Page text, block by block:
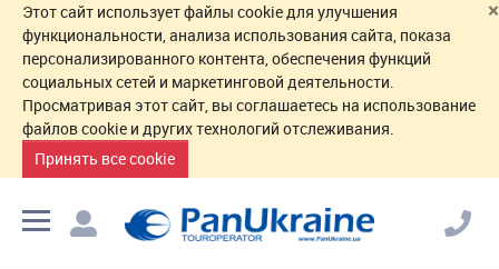
×
Этот сайт использует файлы cookie для улучшения
функциональности, анализа использования сайта, показа
персонализированного контента, обеспечения функций
социальных сетей и маркетинговой деятельности.
Просматривая этот сайт, вы соглашаетесь на использование
файлов cookie и других технологий отслеживания.
Принять все cookie